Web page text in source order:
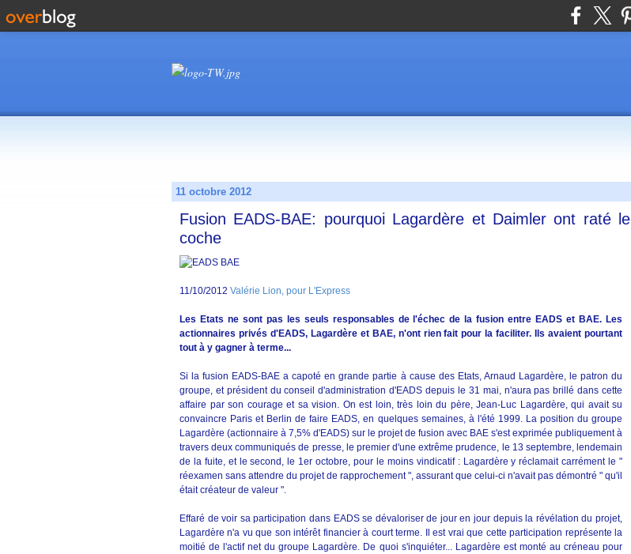
11 octobre 2012
Fusion EADS-BAE: pourquoi Lagardère et Daimler ont raté le
coche
11/10/2012 Valérie Lion, pour L'Express
Les Etats ne sont pas les seuls responsables de l'échec de la fusion entre EADS et BAE. Les
actionnaires privés d'EADS, Lagardère et BAE, n'ont rien fait pour la faciliter. Ils avaient pourtant
tout à y gagner à terme...
Si la fusion EADS-BAE a capoté en grande partie à cause des Etats, Arnaud Lagardère, le patron du
groupe, et président du conseil d'administration d'EADS depuis le 31 mai, n'aura pas brillé dans cette
affaire par son courage et sa vision. On est loin, très loin du père, Jean-Luc Lagardère, qui avait su
convaincre Paris et Berlin de faire EADS, en quelques semaines, à l'été 1999. La position du groupe
Lagardère (actionnaire à 7,5% d'EADS) sur le projet de fusion avec BAE s'est exprimée publiquement à
travers deux communiqués de presse, le premier d'une extrême prudence, le 13 septembre, lendemain
de la fuite, et le second, le 1er octobre, pour le moins vindicatif : Lagardère y réclamait carrément le "
réexamen sans attendre du projet de rapprochement ", assurant que celui-ci n'avait pas démontré " qu'il
était créateur de valeur ".
Effaré de voir sa participation dans EADS se dévaloriser de jour en jour depuis la révélation du projet,
Lagardère n'a vu que son intérêt financier à court terme. Il est vrai que cette participation représente la
moitié de l'actif net du groupe Lagardère. De quoi s'inquiéter... Lagardère est monté au créneau pour